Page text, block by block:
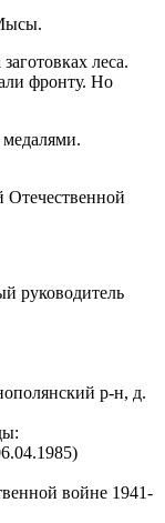
леса.
фронту. Но
руководитель
р-н, д.
войне 1941-